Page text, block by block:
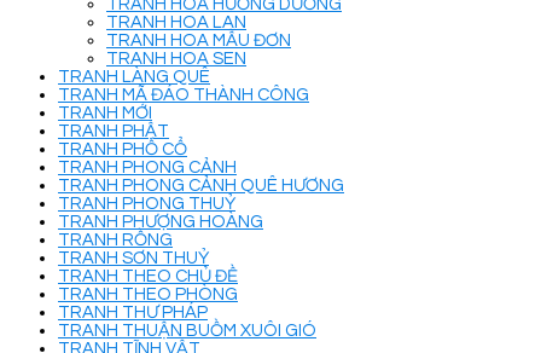
TRANH HOA HƯỚNG DƯƠNG
TRANH HOA LAN
TRANH HOA MẪU ĐƠN
TRANH HOA SEN
TRANH LÀNG QUÊ
TRANH MÃ ĐÁO THÀNH CÔNG
TRANH MỚI
TRANH PHẬT
TRANH PHỐ CỔ
TRANH PHONG CẢNH
TRANH PHONG CẢNH QUÊ HƯƠNG
TRANH PHONG THUỶ
TRANH PHƯỢNG HOÀNG
TRANH RỒNG
TRANH SƠN THUỶ
TRANH THEO CHỦ ĐỀ
TRANH THEO PHÒNG
TRANH THƯ PHÁP
TRANH THUẬN BUỒM XUÔI GIÓ
TRANH TĨNH VẬT